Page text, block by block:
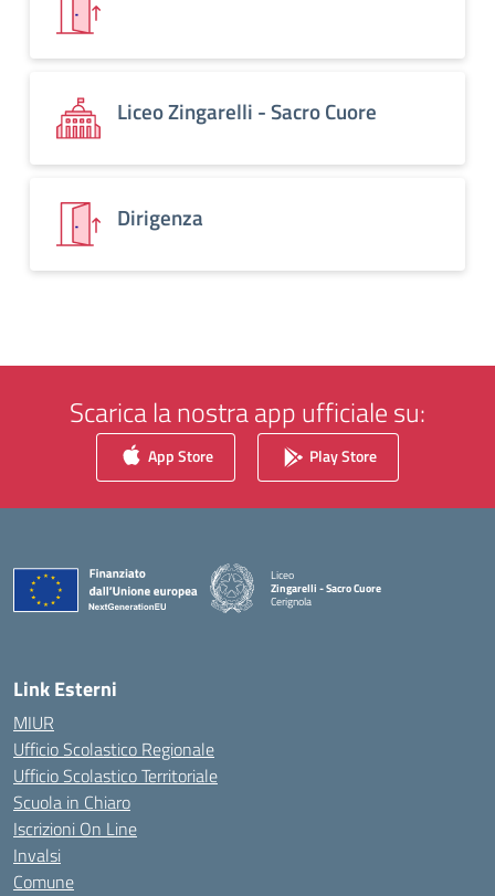
Liceo Zingarelli - Sacro Cuore
Dirigenza
Scarica la nostra app ufficiale su:
App Store Play Store
Liceo
Zingarelli - Sacro Cuore
Cerignola
— Visita la pagina iniziale della scuola
Link Esterni
MIUR
Ufficio Scolastico Regionale
Ufficio Scolastico Territoriale
Scuola in Chiaro
Iscrizioni On Line
Invalsi
Comune